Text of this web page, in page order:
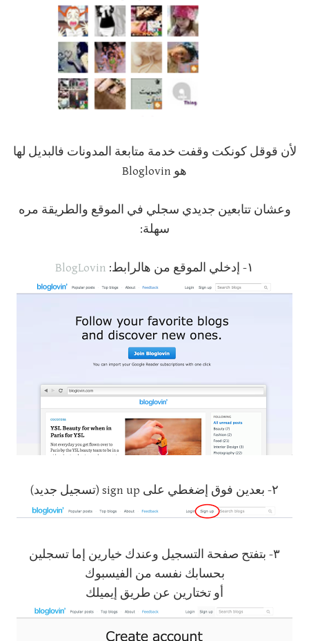
لأن قوقل كونكت وقفت خدمة متابعة المدونات فالبديل لها
هو Bloglovin
وعشان تتابعين جديدي سجلي في الموقع والطريقة مره
سهلة:
١- إدخلي الموقع من هالرابط: BlogLovin
٢- بعدين فوق إضغطي على sign up (تسجيل جديد)
٣- بتفتح صفحة التسجيل وعندك خيارين إما تسجلين
بحسابك نفسه من الفيسبوك
أو تختارين عن طريق إيميلك